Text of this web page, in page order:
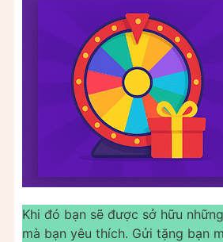
Khi đó bạn sẽ được sở hữu
mà bạn yêu thích. Gửi tặng bạn